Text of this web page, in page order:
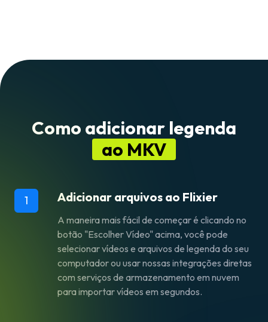
Como adicionar legenda
ao MKV
1 Adicionar arquivos ao Flixier
A maneira mais fácil de começar é clicando no
botão "Escolher Vídeo" acima, você pode
selecionar vídeos e arquivos de legenda do seu
computador ou usar nossas integrações diretas
com serviços de armazenamento em nuvem
para importar vídeos em segundos.